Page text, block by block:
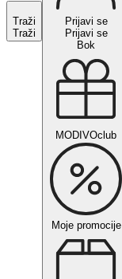
Traži
Traži
Prijavi se
Prijavi se
Bok
MODIVOclub
Moje promocije